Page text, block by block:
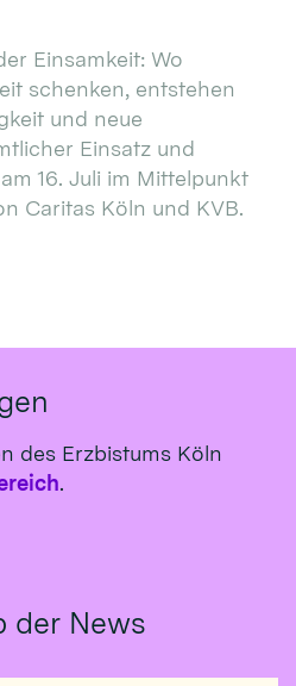
Einsamkeit: Wo
schenken, entstehen
und neue
Einsatz und
16. Juli im Mittelpunkt
Caritas Köln und KVB.
des Erzbistums Köln
.
der News